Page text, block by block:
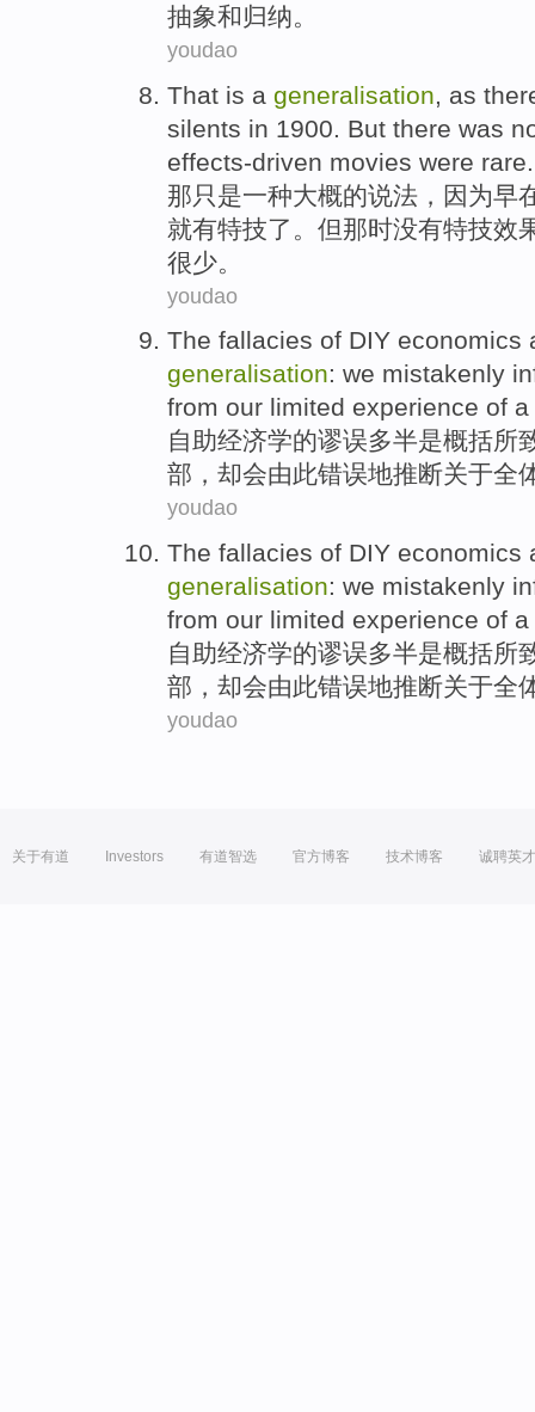
抽象和归纳。
youdao
That is a generalisation as
silents in 1900. But there was
effects-driven movies were rare
那 只是一种大概的说法 ， 因为早
就有特技了。 但那时没有特技效
很少。
youdao
The fallacies of DIY economics
generalisation: we mistakenly
from our limited experience of a
自助经济学的谬误多半是概括所
部，却会由此错误地推断关于全
youdao
The fallacies of DIY economics
generalisation: we mistakenly
from our limited experience of a
自助经济学的谬误多半是概括所
部，却会由此错误地推断关于全
youdao
关于有道 Investors 有道智选 官方博客 技术博客 诚聘英才